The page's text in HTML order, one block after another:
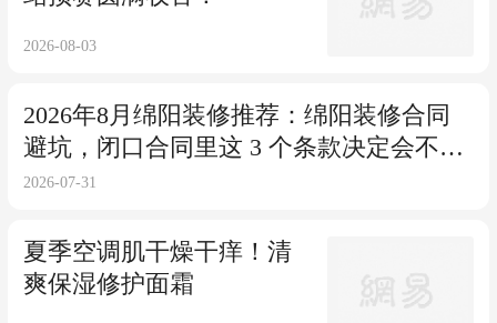
2026-08-03
2026年8月绵阳装修推荐：绵阳装修合同
避坑，闭口合同里这 3 个条款决定会不会
被增项
2026-07-31
夏季空调肌干燥干痒！清
爽保湿修护面霜